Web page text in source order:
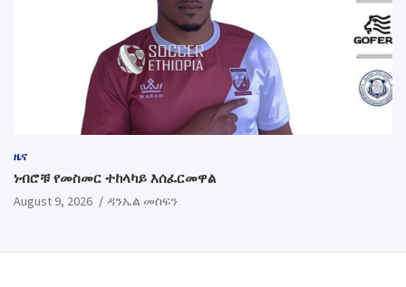
ዜና
ነብሮቹ የመስመር ተከላካይ እሰፈርመዋል
August 9, 2026 ዳንኤል መስፍን